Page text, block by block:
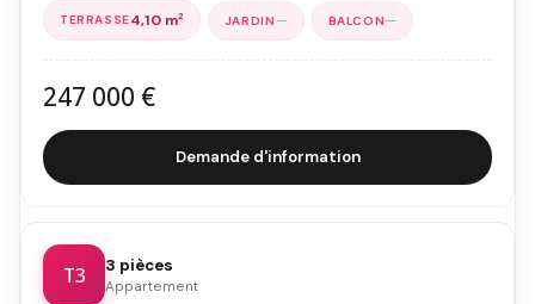
4,10 m2 — —
247 000 €
Demande d'information
T3 3 pièces
Appartement